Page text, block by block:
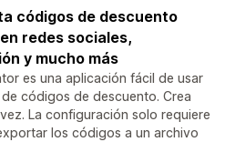
códigos de descuento
redes sociales,
y mucho más
es una aplicación fácil de usar
códigos de descuento. Crea
La configuración solo requiere
los códigos a un archivo